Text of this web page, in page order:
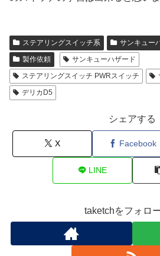
ステアリングスイッチ系
サンキュー
製作依頼
サンキューハザード
ステアリングスイッチ PWRスイッチ
デリカD5
シェアする
X Facebook
LINE
taketchをフォロ